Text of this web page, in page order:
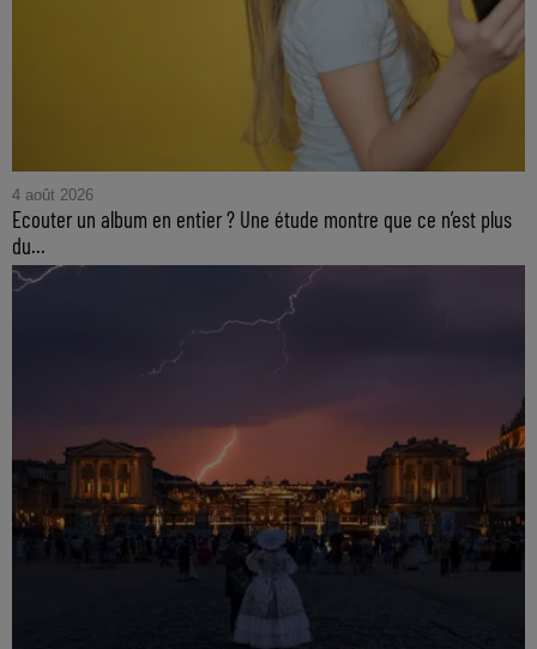
4 août 2026
Ecouter un album en entier ? Une étude montre que ce n’est plus
du...